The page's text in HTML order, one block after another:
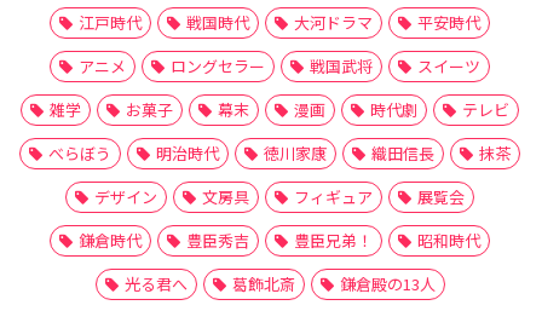
江戸時代 戦国時代 大河ドラマ
平安時代
アニメ
ロングセラー 戦国武将
スイーツ
雑学
お菓子 幕末 漫画 時代劇
テレビ
べらぼう
明治時代 徳川家康 織田信長
抹茶
デザイン
文房具 フィギュア
展覧会
鎌倉時代
豊臣秀吉 豊臣兄弟！
昭和時代
光る君へ
葛飾北斎 鎌倉殿の13人